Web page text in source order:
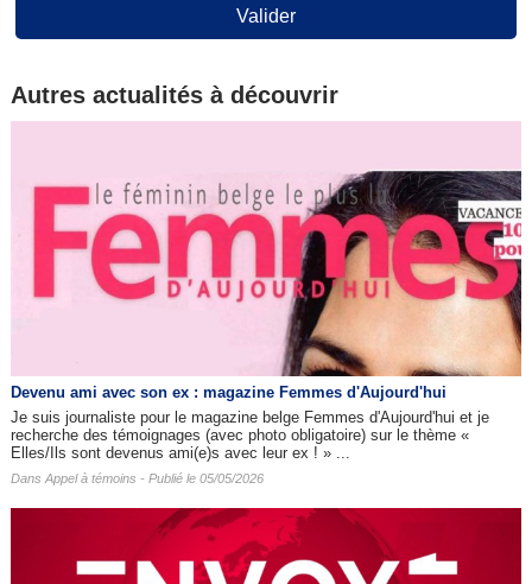
Valider
Autres actualités à découvrir
Devenu ami avec son ex : magazine Femmes d'Aujourd'hui
Je suis journaliste pour le magazine belge Femmes d'Aujourd'hui et je
recherche des témoignages (avec photo obligatoire) sur le thème «
Elles/Ils sont devenus ami(e)s avec leur ex ! » ...
Dans Appel à témoins - Publié le 05/05/2026